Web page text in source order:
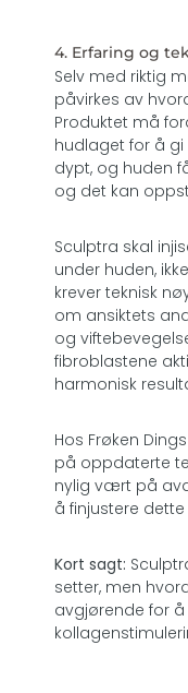
4. Erfaring og
Selv med riktig
påvirkes av
Produktet må
hudlaget for å
dypt, og huden
og det kan
Sculptra skal
under huden,
krever teknisk
om ansiktets
og
fibroblastene
harmonisk
Hos Frøken
på oppdaterte
nylig vært på
å finjustere
Kort sagt:
setter, men
avgjørende for å